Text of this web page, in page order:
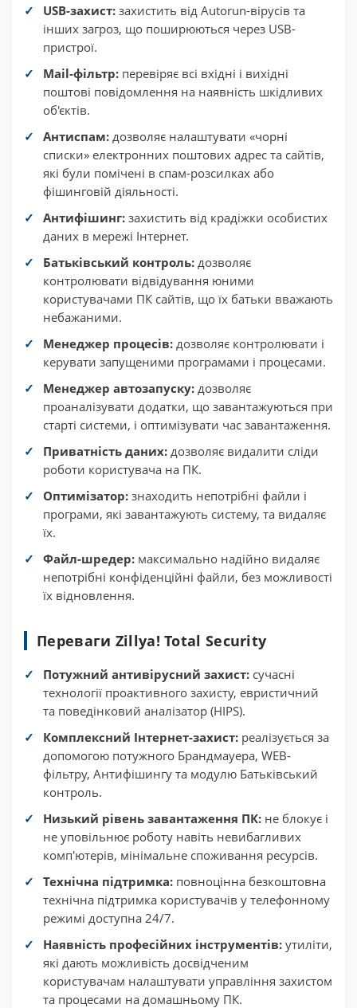
USB-захист: захистить від Autorun-вірусів та
інших загроз, що поширюються через USB-
пристрої.
Mail-фільтр: перевіряє всі вхідні і вихідні
поштові повідомлення на наявність шкідливих
об'єктів.
Антиспам: дозволяє налаштувати «чорні
списки» електронних поштових адрес та сайтів,
які були помічені в спам-розсилках або
фішинговій діяльності.
Антифішинг: захистить від крадіжки особистих
даних в мережі Інтернет.
Батьківський контроль: дозволяє
контролювати відвідування юними
користувачами ПК сайтів, що їх батьки вважають
небажаними.
Менеджер процесів: дозволяє контролювати і
керувати запущеними програмами і процесами.
Менеджер автозапуску: дозволяє
проаналізувати додатки, що завантажуються при
старті системи, і оптимізувати час завантаження.
Приватність даних: дозволяє видалити сліди
роботи користувача на ПК.
Оптимізатор: знаходить непотрібні файли і
програми, які завантажують систему, та видаляє
їх.
Файл-шредер: максимально надійно видаляє
непотрібні конфіденційні файли, без можливості
їх відновлення.
Переваги Zillya! Total Security
Потужний антивірусний захист: сучасні
технології проактивного захисту, евристичний
та поведінковий аналізатор (HIPS).
Комплексний Інтернет-захист: реалізується за
допомогою потужного Брандмауера, WEB-
фільтру, Антифішингу та модулю Батьківський
контроль.
Низький рівень завантаження ПК: не блокує і
не уповільнює роботу навіть невибагливих
комп'ютерів, мінімальне споживання ресурсів.
Технічна підтримка: повноцінна безкоштовна
технічна підтримка користувачів у телефонному
режимі доступна 24/7.
Наявність професійних інструментів: утиліти,
які дають можливість досвідченим
користувачам налаштувати управління захистом
та процесами на домашньому ПК.